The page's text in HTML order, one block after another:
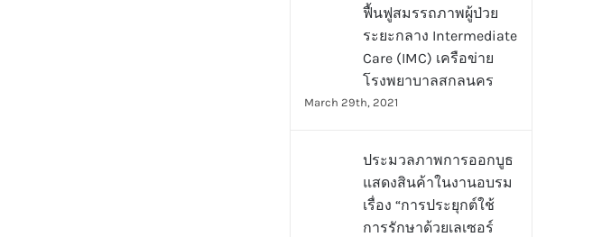
ฟื้นฟูสมรรถภาพผู้ป่วย
ระยะกลาง Intermediate
Care (IMC) เครือข่าย
โรงพยาบาลสกลนคร
March 29th, 2021
ประมวลภาพการออกบูธ
แสดงสินค้าในงานอบรม
เรื่อง “การประยุกต์ใช้
การรักษาด้วยเลเซอร์